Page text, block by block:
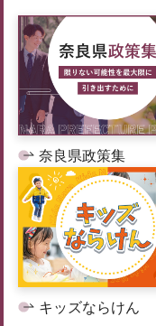
奈良県政策集
キッズならけん